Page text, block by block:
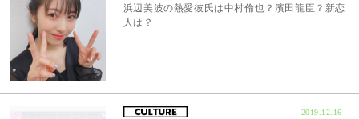
浜辺美波の熱愛彼氏は中村倫也？濱田龍臣？新恋
人は？
2019.12.16